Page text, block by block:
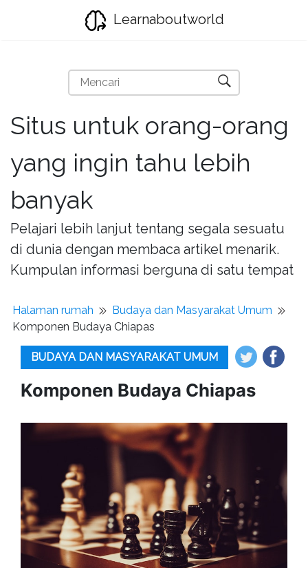
Learnaboutworld
Situs untuk orang-orang
yang ingin tahu lebih
banyak
Pelajari lebih lanjut tentang segala sesuatu
di dunia dengan membaca artikel menarik.
Kumpulan informasi berguna di satu tempat
Halaman rumah
Budaya dan Masyarakat Umum
Komponen Budaya Chiapas
BUDAYA DAN MASYARAKAT UMUM
Komponen Budaya Chiapas